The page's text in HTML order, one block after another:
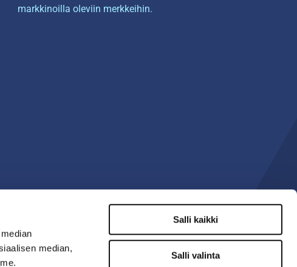
median,
Salli kaikki
Salli valinta
markkinoilla oleviin merkkeihin.